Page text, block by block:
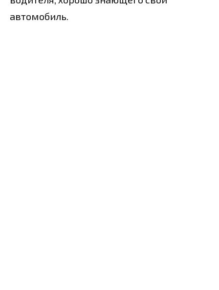
автомобиль.